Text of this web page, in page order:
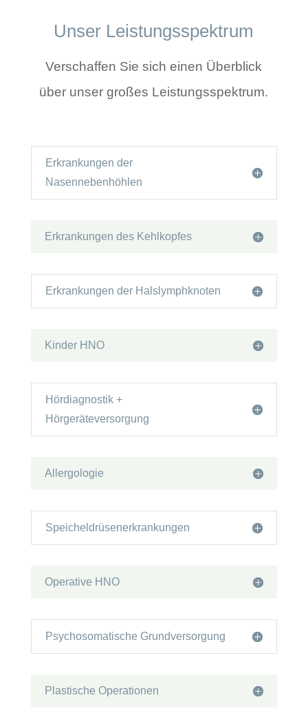
Unser Leistungsspektrum
Verschaffen Sie sich einen Überblick
über unser großes Leistungsspektrum.
Erkrankungen der
Nasennebenhöhlen
Erkrankungen des Kehlkopfes
Erkrankungen der Halslymphknoten
Kinder HNO
Hördiagnostik +
Hörgeräteversorgung
Allergologie
Speicheldrüsenerkrankungen
Operative HNO
Psychosomatische Grundversorgung
Plastische Operationen